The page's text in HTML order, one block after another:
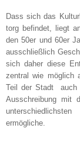
Dass sich das
torg befindet, liegt
den 50er und 60er
ausschließlich
sich daher diese
zentral wie möglich
Teil der Stadt auch
Ausschreibung mit
ermögliche.